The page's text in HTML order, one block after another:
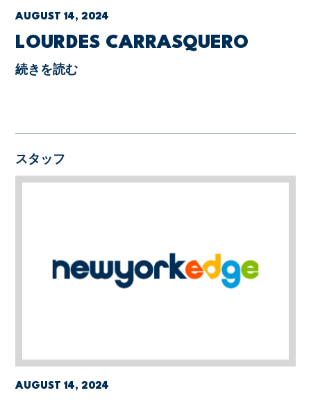
AUGUST 14, 2024
LOURDES CARRASQUERO
続きを読む
スタッフ
AUGUST 14, 2024